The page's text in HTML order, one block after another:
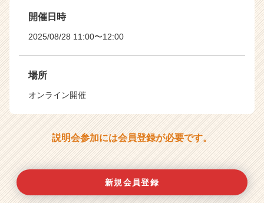
開催日時
2025/08/28 11:00〜12:00
場所
オンライン開催
説明会参加には会員登録が必要です。
新規会員登録